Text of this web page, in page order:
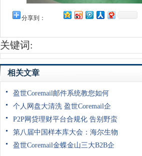
分享到：
关键词:
相关文章
盈世Coremail邮件系统教您如何
个人网盘大清洗 盈世Coremail企
P2P网贷理财平台合规化 告别野蛮
第八届中国样本库大会：海尔生物
盈世Coremail金蝶金山三大B2B企